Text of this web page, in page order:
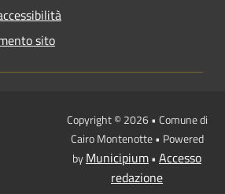
sito
Copyright © 2026 • Comune di
Cairo Montenotte • Powered
byMunicipium• Accesso
redazione